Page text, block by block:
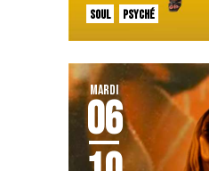
SOUL PSYCHÉ
MARDI
06